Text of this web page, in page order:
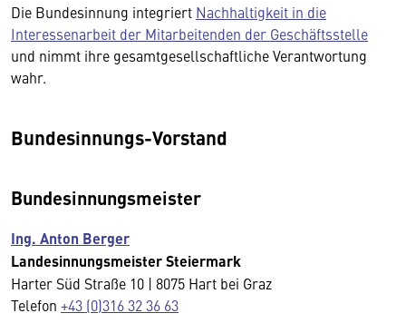
Die Bundesinnung integriert Nachhaltigkeit in die
Interessenarbeit der Mitarbeitenden der Geschäftsstelle
und nimmt ihre gesamtgesellschaftliche Verantwortung
wahr.
Bundesinnungs-Vorstand
Bundesinnungsmeister
Ing. Anton Berger
Landesinnungsmeister Steiermark
Harter Süd Straße 10 | 8075 Hart bei Graz
Telefon +43 (0)316 32 36 63